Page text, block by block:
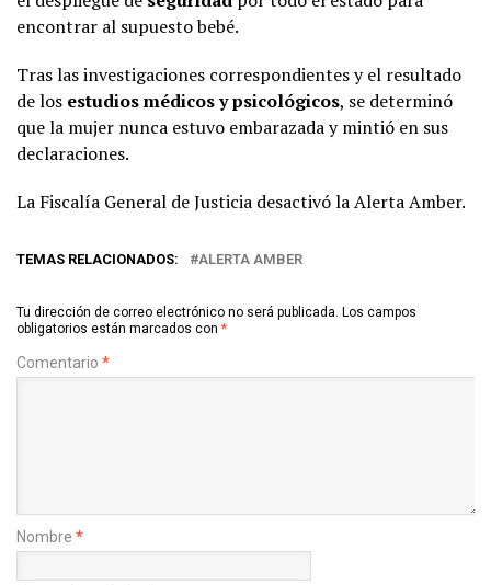
encontrar al supuesto bebé.
Tras las investigaciones correspondientes y el resultado
de los estudios médicos y psicológicos, se determinó
que la mujer nunca estuvo embarazada y mintió en sus
declaraciones.
La Fiscalía General de Justicia desactivó la Alerta Amber.
TEMAS RELACIONADOS: ALERTA AMBER
Tu dirección de correo electrónico no será publicada. Los campos
obligatorios están marcados con *
Comentario *
Nombre *